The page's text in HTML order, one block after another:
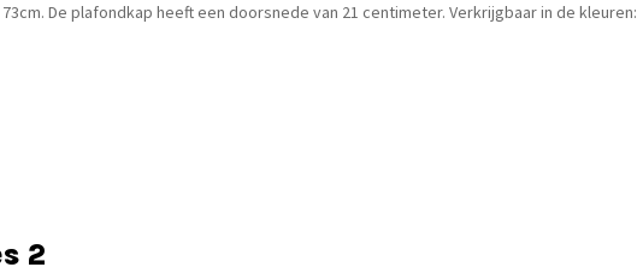
De plafondkap heeft een doorsnede van 21 centimeter. Verkrijgbaar in de kleuren:
2